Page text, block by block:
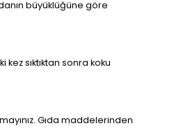
büyüklüğüne göre
sıktıktan sonra koku
Gıda maddelerinden